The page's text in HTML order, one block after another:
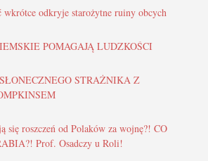
odkryje starożytne ruiny obcych
POMAGAJĄ LUDZKOŚCI
STRAŻNIKA Z
się roszczeń od Polaków za wojnę?! CO
Prof. Osadczy u Roli!